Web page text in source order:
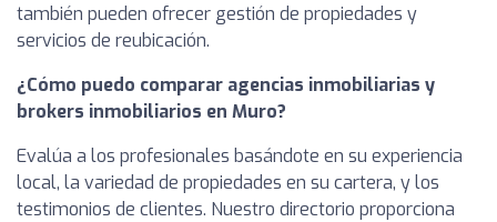
también pueden ofrecer gestión de propiedades y
servicios de reubicación.
¿Cómo puedo comparar agencias inmobiliarias y
brokers inmobiliarios en Muro?
Evalúa a los profesionales basándote en su experiencia
local, la variedad de propiedades en su cartera, y los
testimonios de clientes. Nuestro directorio proporciona